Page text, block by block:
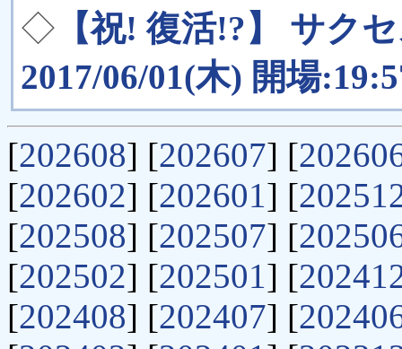
◇ 【祝! 復活!?】 サク
2017/06/01(木) 開場
[202608] [202607] [
[202602] [202601 ] [
[202508] [202507] [
[202502] [202501 ] [
[202408] [202407] [